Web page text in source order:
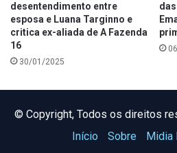
desentendimento entre
esposa e Luana Targinno e
critica ex-aliada de A Fazenda
16
30/01/2025
©️ Copyright, Todos os direitos
Início
Sobre Midia